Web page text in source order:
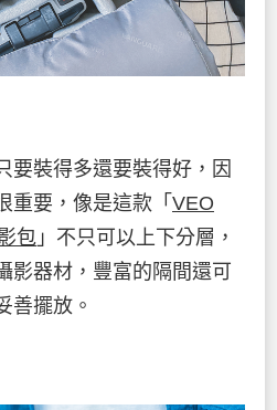
要裝得多還要裝得好，因
重要，像是這款「 VEO
包 」不只可以上下分層，
影器材，豐富的隔間還可
善擺放。